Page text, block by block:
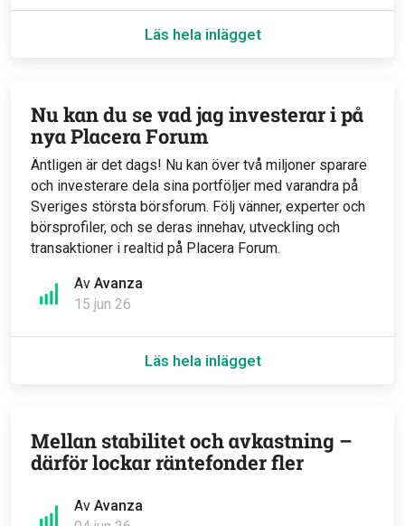
Läs hela inlägget
Av Avanza
15 jun 26
Nu kan du se vad jag investerar i på
nya Placera Forum
Äntligen är det dags! Nu kan över två miljoner sparare
och investerare dela sina portföljer med varandra på
Sveriges största börsforum. Följ vänner, experter och
börsprofiler, och se deras innehav, utveckling och
transaktioner i realtid på Placera Forum.
Läs hela inlägget
Av Avanza
Mellan stabilitet och avkastning –
därför lockar räntefonder fler